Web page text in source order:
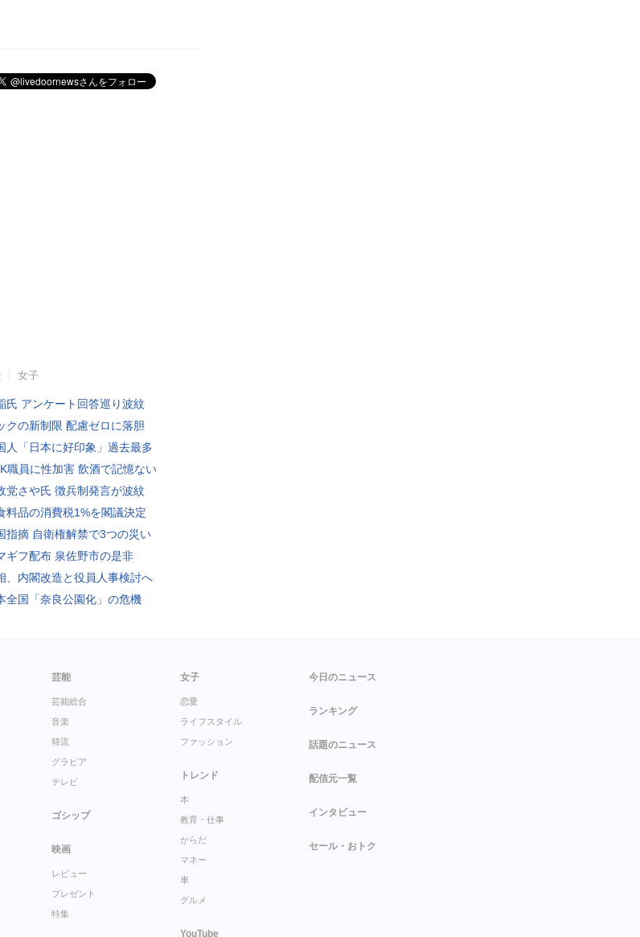
女子
氏 アンケート回答巡り波紋
クの新制限 配慮ゼロに落胆
人「日本に好印象」過去最多
職員に性加害 飲酒で記憶ない
党さや氏 徴兵制発言が波紋
料品の消費税1%を閣議決定
指摘 自衛権解禁で3つの災い
ギフ配布 泉佐野市の是非
、内閣改造と役員人事検討へ
全国「奈良公園化」の危機
芸能
芸能総合
音楽
韓流
グラビア
テレビ
ゴシップ
映画
レビュー
プレゼント
特集
女子
恋愛
ライフスタイル
ファッション
トレンド
本
教育・仕事
からだ
マネー
車
グルメ
YouTube
今日のニュース
ランキング
話題のニュース
配信元一覧
インタビュー
セール・おトク